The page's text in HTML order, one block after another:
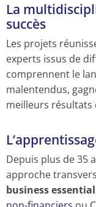
La
succès
Les projets
experts issus de
comprennent le
malentendus,
meilleurs résultats
Depuis plus de 35
approche
business